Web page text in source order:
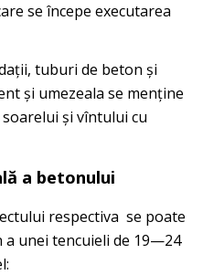
se începe executarea
tuburi de beton şi
şi umezeala se menţine
şi vîntului cu
a betonului
respectiva se poate
unei tencuieli de 19—24